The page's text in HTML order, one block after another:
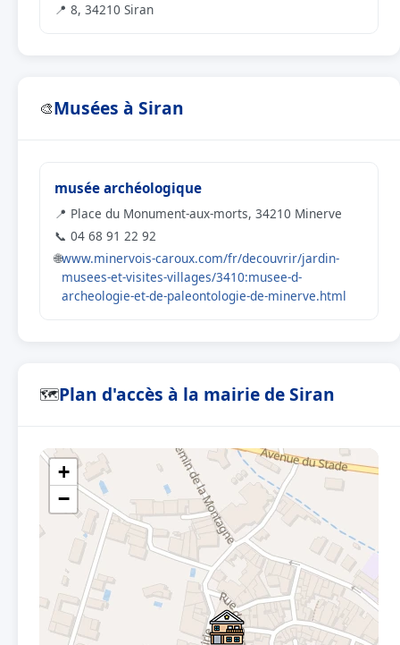
📍 8, 34210 Siran
🎨Musées à Siran
musée archéologique
📍 Place du Monument-aux-morts, 34210 Minerve
📞 04 68 91 22 92
🌐www.minervois-caroux.com/fr/decouvrir/jardin-
musees-et-visites-villages/3410:musee-d-
archeologie-et-de-paleontologie-de-minerve.html
🗺Plan d'accès à la mairie de Siran
+
−